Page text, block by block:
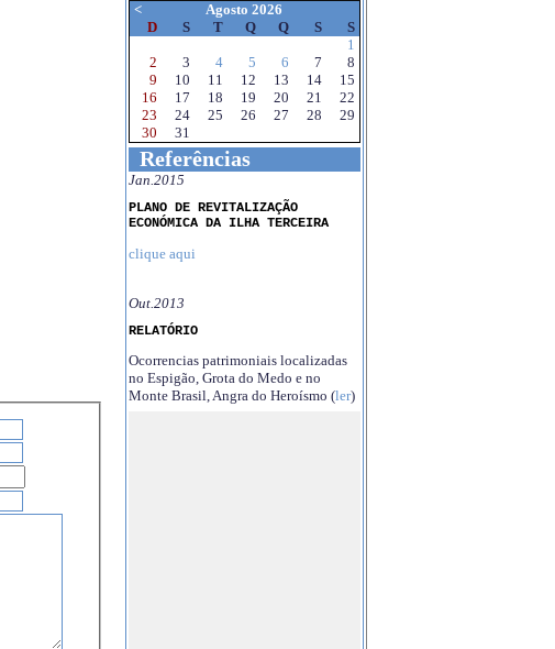
<
Agosto 2026
D
S T Q Q S
S
1
2
3 4 5 6 7
8
9
10 11 12 13 14
15
16
17 18 19 20 21
22
23
24 25 26 27 28
29
30
31
Referências
Jan.2015
PLANO DE REVITALIZAÇÃO
ECONÓMICA DA ILHA TERCEIRA
clique aqui
Out.2013
RELATÓRIO
Ocorrencias patrimoniais localizadas
no Espigão, Grota do Medo e no
Monte Brasil, Angra do Heroísmo (ler)